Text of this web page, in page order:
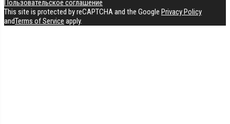
Пользовательское соглашение
This site is protected by reCAPTCHA and the Google Privacy Policy
andTerms of Service apply.